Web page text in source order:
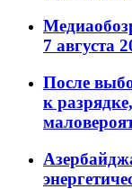
7 августа
После
к